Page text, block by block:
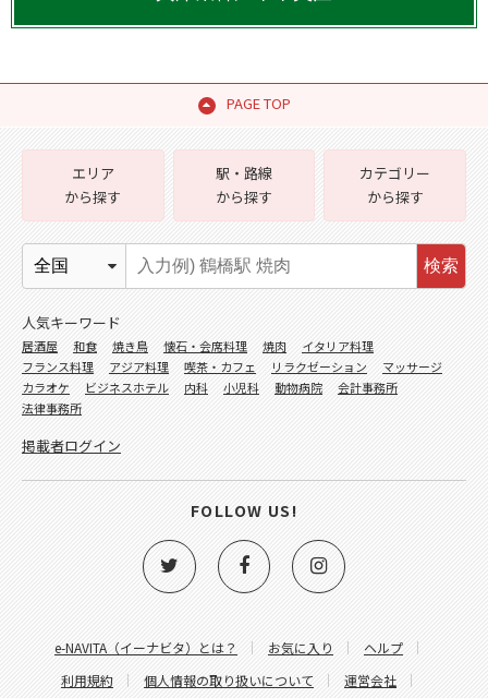
PAGE TOP
e-NAVITA（イーナビタ）とは？ お気に入り
ヘルプ
利用規約
個人情報の取り扱いについて 運営会社
エリア
から探す
駅・路線
から探す
カテゴリー
から探す
検索
人気キーワード
居酒屋 和食 焼き鳥 懐石・会席料理 焼肉
イタリア料理
フランス料理
アジア料理 喫茶・カフェ リラクゼーション
マッサージ
カラオケ
ビジネスホテル 内科 小児科 動物病院
会計事務所
法律事務所
掲載者ログイン
FOLLOW US!